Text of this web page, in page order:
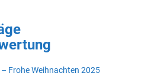
Frohe Weihnachten 2025